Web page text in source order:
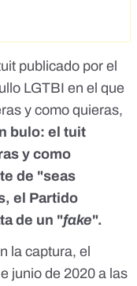
publicado por el
LGTBI en el que
y como quieras,
bulo: el tuit
y como
de "seas
el Partido
de un "fake".
la captura, el
junio de 2020 a las